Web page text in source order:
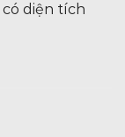
diện tích